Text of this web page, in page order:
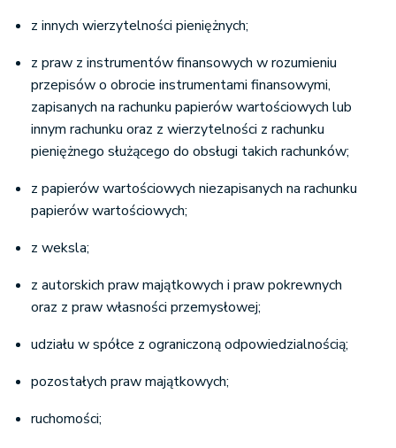
z innych wierzytelności pieniężnych;
z praw z instrumentów finansowych w rozumieniu
przepisów o obrocie instrumentami finansowymi,
zapisanych na rachunku papierów wartościowych lub
innym rachunku oraz z wierzytelności z rachunku
pieniężnego służącego do obsługi takich rachunków;
z papierów wartościowych niezapisanych na rachunku
papierów wartościowych;
z weksla;
z autorskich praw majątkowych i praw pokrewnych
oraz z praw własności przemysłowej;
udziału w spółce z ograniczoną odpowiedzialnością;
pozostałych praw majątkowych;
ruchomości;